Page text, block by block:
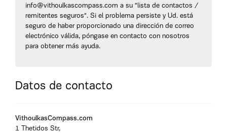
info@vithoulkascompass.com a su "lista de contactos /
remitentes seguros". Si el problema persiste y Ud. está
seguro de haber proporcionado una dirección de correo
electrónico válida, póngase en contacto con nosotros
para obtener más ayuda.
Datos de contacto
VithoulkasCompass.com
1 Thetidos Str,